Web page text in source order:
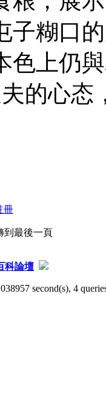
子糊口
色上仍
的心态
冊
到最後一頁
科論壇
second(s), 4